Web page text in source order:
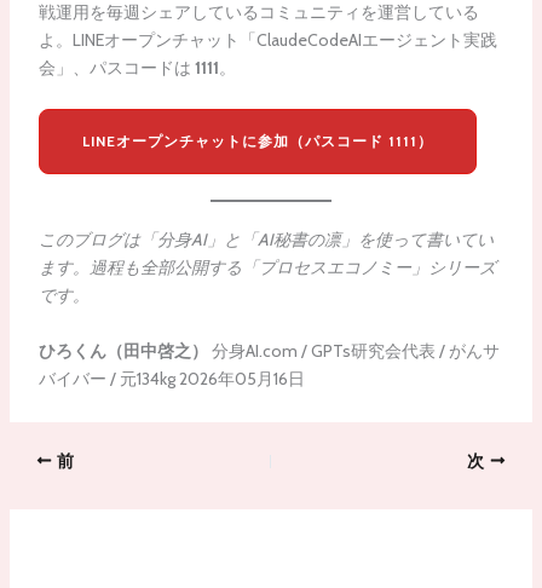
戦運用を毎週シェアしているコミュニティを運営している
よ。LINEオープンチャット「ClaudeCodeAIエージェント実践
会」、パスコードは 1111。
LINEオープンチャットに参加（パスコード 1111）
このブログは「分身AI」と「AI秘書の凛」を使って書いてい
ます。過程も全部公開する「プロセスエコノミー」シリーズ
です。
ひろくん（田中啓之）
分身AI.com / GPTs研究会代表 / がんサ
バイバー / 元134kg 2026年05月16日
前 次